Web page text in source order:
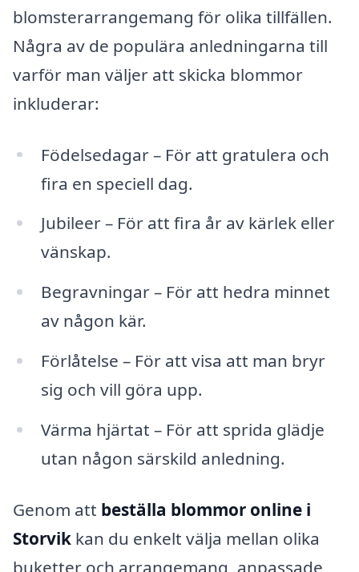
blomsterarrangemang för olika tillfällen.
Några av de populära anledningarna till
varför man väljer att skicka blommor
inkluderar:
Födelsedagar – För att gratulera och
fira en speciell dag.
Jubileer – För att fira år av kärlek eller
vänskap.
Begravningar – För att hedra minnet
av någon kär.
Förlåtelse – För att visa att man bryr
sig och vill göra upp.
Värma hjärtat – För att sprida glädje
utan någon särskild anledning.
Genom att beställa blommor online i
Storvik kan du enkelt välja mellan olika
buketter och arrangemang, anpassade